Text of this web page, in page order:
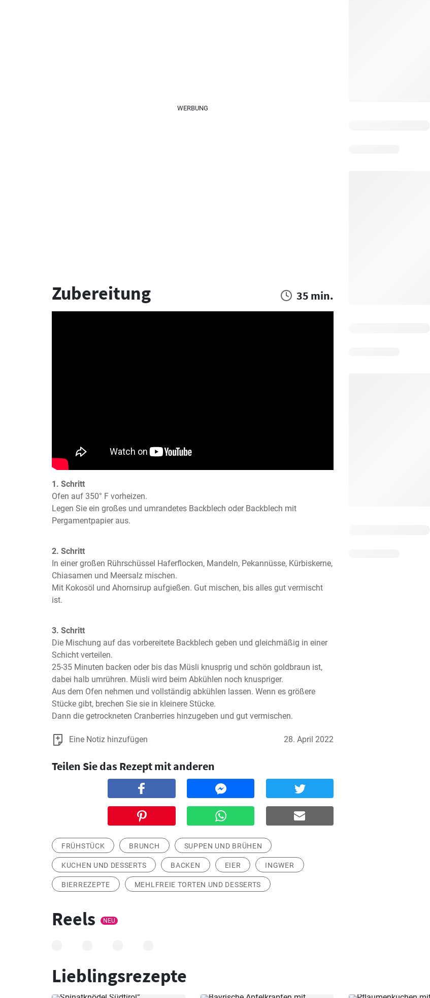
WERBUNG
Zubereitung 35 min.
1. Schritt
Ofen auf 350° F vorheizen.
Legen Sie ein großes und umrandetes Backblech oder Backblech mit
Pergamentpapier aus.
2. Schritt
In einer großen Rührschüssel Haferflocken, Mandeln, Pekannüsse, Kürbiskerne,
Chiasamen und Meersalz mischen.
Mit Kokosöl und Ahornsirup aufgießen. Gut mischen, bis alles gut vermischt
ist.
3. Schritt
Die Mischung auf das vorbereitete Backblech geben und gleichmäßig in einer
Schicht verteilen.
25-35 Minuten backen oder bis das Müsli knusprig und schön goldbraun ist,
dabei halb umrühren. Müsli wird beim Abkühlen noch knuspriger.
Aus dem Ofen nehmen und vollständig abkühlen lassen. Wenn es größere
Stücke gibt, brechen Sie sie in kleinere Stücke.
Dann die getrockneten Cranberries hinzugeben und gut vermischen.
Eine Notiz hinzufügen 28. April 2022
Teilen Sie das Rezept mit anderen
FRÜHSTÜCK BRUNCH SUPPEN UND BRÜHEN
KUCHEN UND DESSERTS BACKEN EIER INGWER
BIERREZEPTE MEHLFREIE TORTEN UND DESSERTS
Reels NEU
Lieblingsrezepte